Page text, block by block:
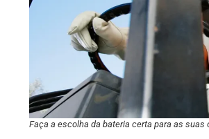
Faça a escolha da bateria certa para as suas